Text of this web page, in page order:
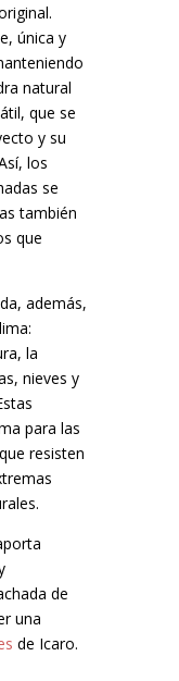
única y
natural
que se
y su
los
se
también
que
además,
la
nieves y
para las
resisten
de
una
de Icaro.